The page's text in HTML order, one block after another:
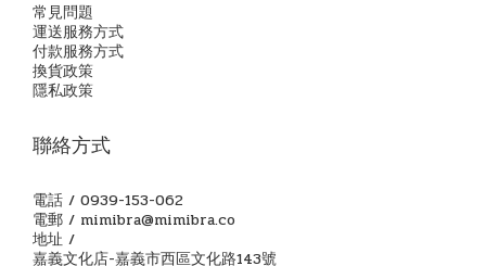
常見問題
運送服務方式
付款服務方式
換貨政策
隱私政策
聯絡方式
電話 / 0939-153-062
電郵 / mimibra@mimibra.co
地址 /
嘉義文化店-嘉義市西區文化路143號